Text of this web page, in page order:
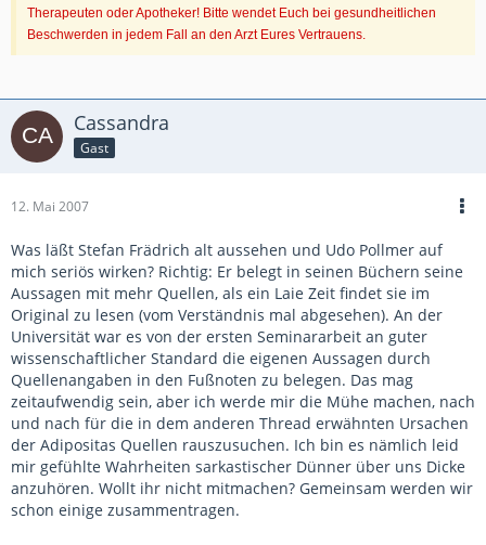
Therapeuten oder Apotheker! Bitte wendet Euch bei gesundheitlichen
Beschwerden in jedem Fall an den Arzt Eures Vertrauens.
Cassandra
Gast
12. Mai 2007
Was läßt Stefan Frädrich alt aussehen und Udo Pollmer auf
mich seriös wirken? Richtig: Er belegt in seinen Büchern seine
Aussagen mit mehr Quellen, als ein Laie Zeit findet sie im
Original zu lesen (vom Verständnis mal abgesehen). An der
Universität war es von der ersten Seminararbeit an guter
wissenschaftlicher Standard die eigenen Aussagen durch
Quellenangaben in den Fußnoten zu belegen. Das mag
zeitaufwendig sein, aber ich werde mir die Mühe machen, nach
und nach für die in dem anderen Thread erwähnten Ursachen
der Adipositas Quellen rauszusuchen. Ich bin es nämlich leid
mir gefühlte Wahrheiten sarkastischer Dünner über uns Dicke
anzuhören. Wollt ihr nicht mitmachen? Gemeinsam werden wir
schon einige zusammentragen.